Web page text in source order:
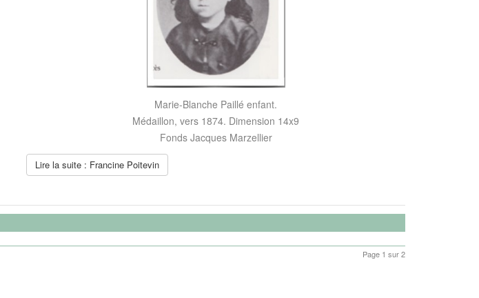
Marie-Blanche Paillé enfant.
Médaillon, vers 1874. Dimension 14x9
Fonds Jacques Marzellier
Lire la suite : Francine Poitevin
Page 1 sur 2